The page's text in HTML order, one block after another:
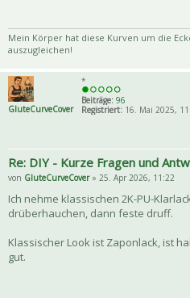
Mein Körper hat diese Kurven um die
auszugleichen!
GluteCurveCover
*
Beiträge: 96
Registriert: 16. Mai 2025,
Re: DIY - Kurze Fragen und
von GluteCurveCover» 25. Apr 2026, 11:22
Ich nehme klassischen 2K-PU-
drüberhauchen, dann feste druff.
Klassischer Look ist Zaponlack, ist
gut.